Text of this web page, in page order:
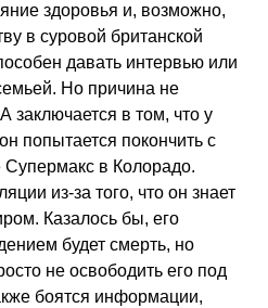
здоровья и, возможно,
в суровой британской
давать интервью или
Но причина не
в том, что у
попытается покончить с
в Колорадо.
из-за того, что он знает
Казалось бы, его
будет смерть, но
не освободить его под
боятся информации,